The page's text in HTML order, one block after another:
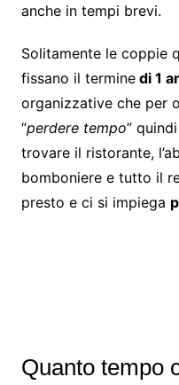
anche in tempi brevi.
Solitamente le coppie
fissano il terminedi 1
organizzative che per
“perdere tempo”
trovare il ristorante,
bomboniere e tutto il
presto e ci si impiega
Quanto tempo